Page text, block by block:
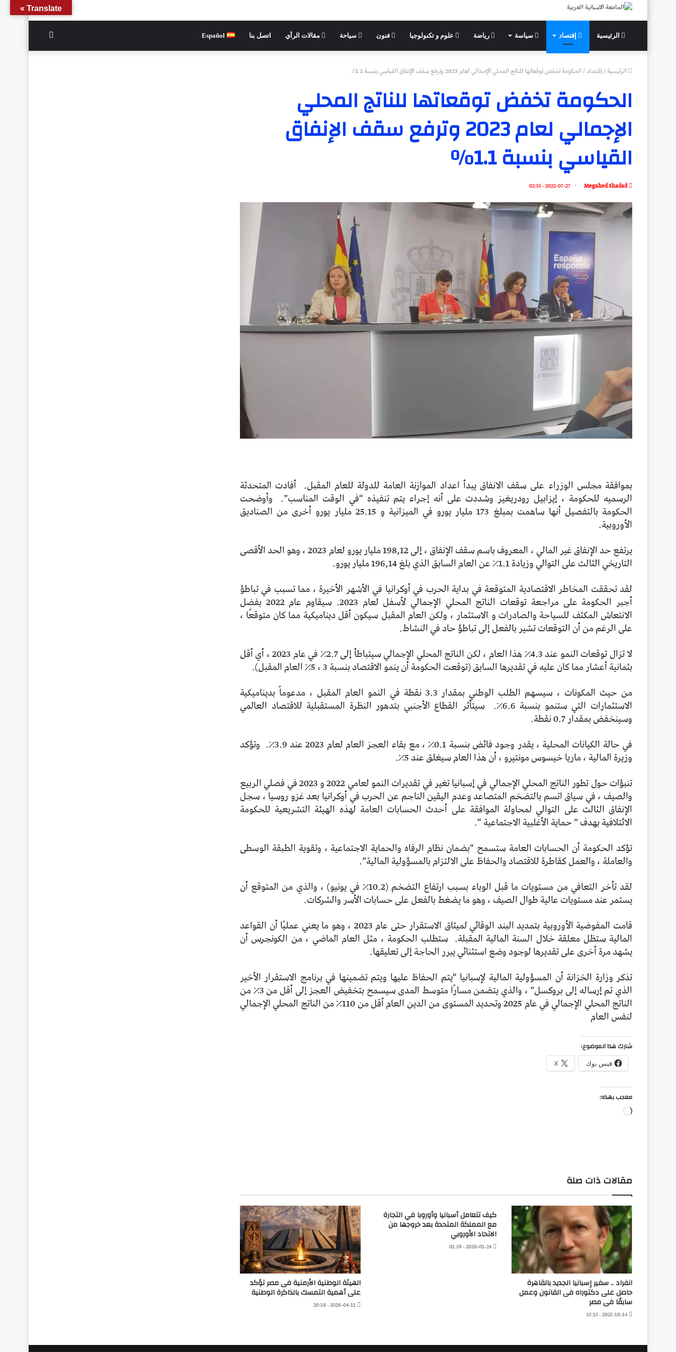
الرئيسية إقتصاد سياسة رياضة علوم و تكنولوجيا فنون سياحة مقالات الرأي اتصل بنا Español
الرئيسية/إقتصاد/الحكومة تخفض توقعاتها للناتج المحلي الإجمالي لعام 2023 وترفع سقف الإنفاق القياسي بنسبة 1.1٪
الحكومة تخفض توقعاتها للناتج المحلي
الإجمالي لعام 2023 وترفع سقف الإنفاق
القياسي بنسبة 1.1٪
Megahed Shadad
2022-07-27 - 02:55
بموافقة مجلس الوزراء على سقف الانفاق يبدأ اعداد الموازنة العامة للدولة للعام المقبل. أفادت المتحدثة
الرسميه للحكومة ، إيزابيل رودريغيز وشددت على أنه إجراء يتم تنفيذه “في الوقت المناسب”. وأوضحت
الحكومة بالتفصيل أنها ساهمت بمبلغ 173 مليار يورو في الميزانية و 25.15 مليار يورو أخرى من الصناديق
الأوروبية.
يرتفع حد الإنفاق غير المالي ، المعروف باسم سقف الإنفاق ، إلى 198,12 مليار يورو لعام 2023 ، وهو الحد الأقصى
التاريخي الثالث على التوالي وزيادة 1.1٪ عن العام السابق الذي بلغ 196,14 مليار يورو.
لقد تحققت المخاطر الاقتصادية المتوقعة في بداية الحرب في أوكرانيا في الأشهر الأخيرة ، مما تسبب في تباطؤ
أجبر الحكومة على مراجعة توقعات الناتج المحلي الإجمالي لأسفل لعام 2023. سيقاوم عام 2022 بفضل
الانتعاش المكثف للسياحة والصادرات و الاستثمار ، ولكن العام المقبل سيكون أقل ديناميكية مما كان متوقعًا ،
على الرغم من أن التوقعات تشير بالفعل إلى تباطؤ حاد في النشاط.
لا تزال توقعات النمو عند 4.3٪ هذا العام ، لكن الناتج المحلي الإجمالي سيتباطأ إلى 2.7٪ في عام 2023 ، أي أقل
بثمانية أعشار مما كان عليه في تقديرها السابق (توقعت الحكومة أن ينمو الاقتصاد بنسبة 3 ، 5٪ العام المقبل).
من حيث المكونات ، سيسهم الطلب الوطني بمقدار 3.3 نقطة في النمو العام المقبل ، مدعوماً بديناميكية
الاستثمارات التي ستنمو بنسبة 6.6٪. سيتأثر القطاع الأجنبي بتدهور النظرة المستقبلية للاقتصاد العالمي
وسينخفض ​​بمقدار 0.7 نقطة.
في حالة الكيانات المحلية ، يقدر وجود فائض بنسبة 0.1٪ ، مع بقاء العجز العام لعام 2023 عند 3.9٪.
وتؤكد
وزيرة المالية ، ماريا خيسوس مونتيرو ، أن هذا العام سيغلق عند 5٪.
تنبؤات حول تطور الناتج المحلي الإجمالي في إسبانيا تغير في تقديرات النمو لعامي 2022 و 2023 في فصلي الربيع
والصيف ، في سياق اتسم بالتضخم المتصاعد وعدم اليقين الناجم عن الحرب في أوكرانيا بعد غزو روسيا ، سجل
الإنفاق الثالث على التوالي لمحاولة الموافقة على أحدث الحسابات العامة لهذه الهيئة التشريعية للحكومة
الائتلافية بهدف ” حماية الأغلبية الاجتماعية “.
تؤكد الحكومة أن الحسابات العامة ستسمح “بضمان نظام الرفاه والحماية الاجتماعية ، وتقوية الطبقة الوسطى
والعاملة ، والعمل كقاطرة للاقتصاد والحفاظ على الالتزام بالمسؤولية المالية”.
لقد تأخر التعافي من مستويات ما قبل الوباء بسبب ارتفاع التضخم (10.2٪ في يونيو) ، والذي من المتوقع أن
يستمر عند مستويات عالية طوال الصيف ، وهو ما يضغط بالفعل على حسابات الأسر والشركات.
قامت المفوضية الأوروبية بتمديد البند الوقائي لميثاق الاستقرار حتى عام 2023 ، وهو ما يعني عمليًا أن القواعد
المالية ستظل معلقة خلال السنة المالية المقبلة. ستطلب الحكومة ، مثل العام الماضي ، من الكونجرس أن
يشهد مرة أخرى على تقديرها لوجود وضع استثنائي يبرر الحاجة إلى تعليقها.
تذكر وزارة الخزانة أن المسؤولية المالية لإسبانيا “يتم الحفاظ عليها ويتم تضمينها في برنامج الاستقرار الأخير
الذي تم إرساله إلى بروكسل” ، والذي يتضمن مسارًا متوسط ​​المدى سيسمح بتخفيض العجز إلى أقل من 3٪ من
الناتج المحلي الإجمالي في عام 2025 وتحديد المستوى من الدين العام أقل من 110٪ من الناتج المحلي الإجمالي
لنفس العام
شارك هذا الموضوع:
فيس بوك X
معجب بهذه:
جاري
مقالات ذات صلة
انفراد .. سفير إسبانيا الجديد بالقاهرة
حاصل على دكتوراه فى القانون وعمل
سابقًا فى مصر
2025-10-14 - 15:15
كيف تتعامل أسبانيا وأوروبا في التجارة
مع المملكة المتحدة بعد خروجها من
الاتحاد الأوروبي
2020-01-24 - 01:59
الهيئة الوطنية الأرمنية فى مصر تؤكد
على أهمية التمسك بالذاكرة الوطنية
2026-04-11 - 20:18
Translate »